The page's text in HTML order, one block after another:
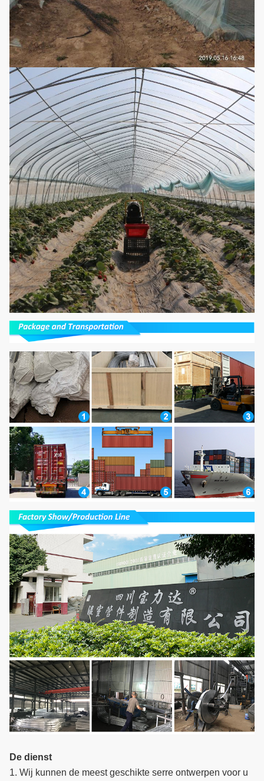
De dienst
1. Wij kunnen de meest geschikte serre ontwerpen voor u